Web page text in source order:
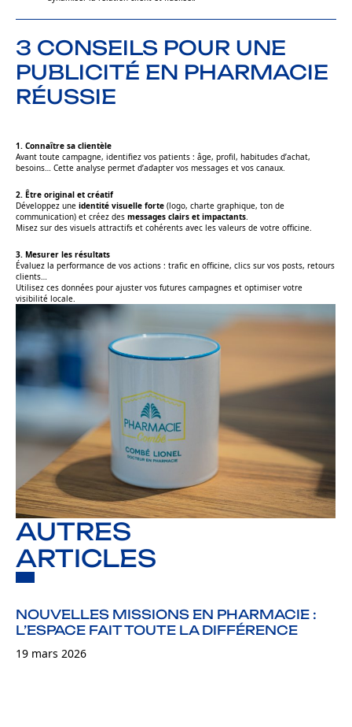
3 CONSEILS POUR UNE
PUBLICITÉ EN PHARMACIE
RÉUSSIE
1. Connaître sa clientèle
Avant toute campagne, identifiez vos patients : âge, profil, habitudes d’achat,
besoins… Cette analyse permet d’adapter vos messages et vos canaux.
2. Être original et créatif
Développez une identité visuelle forte (logo, charte graphique, ton de
communication) et créez des messages clairs et impactants
Misez sur des visuels attractifs et cohérents avec les valeurs de votre officine.
3. Mesurer les résultats
Évaluez la performance de vos actions : trafic en officine, clics sur vos posts, retours
clients…
Utilisez ces données pour ajuster vos futures campagnes et optimiser votre
visibilité locale.
AUTRES
ARTICLES
NOUVELLES MISSIONS EN PHARMACIE :
L’ESPACE FAIT TOUTE LA DIFFÉRENCE
19 mars 2026